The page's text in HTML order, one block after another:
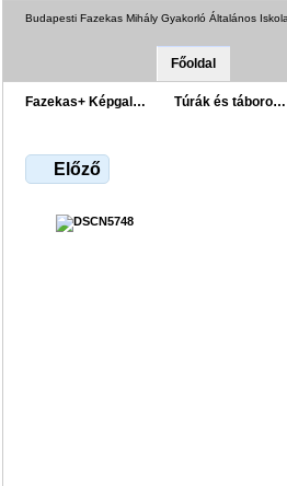
Budapesti Fazekas Mihály Gyakorló Általános
Főoldal
Fazekas+ Képgal… Túrák és táboro…
Előző